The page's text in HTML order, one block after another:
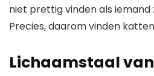
niet prettig vinden als iemand
Precies, daarom vinden
Lichaamstaal